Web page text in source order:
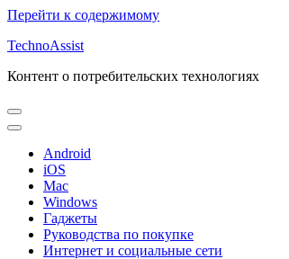
Перейти к содержимому
TechnoAssist
Контент о потребительских технологиях
Android
iOS
Mac
Windows
Гаджеты
Руководства по покупке
Интернет и социальные сети